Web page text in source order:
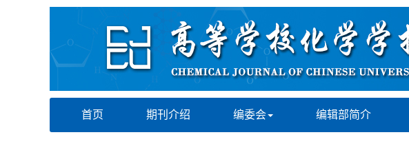
首页 期刊介绍 编委会 编辑部简介